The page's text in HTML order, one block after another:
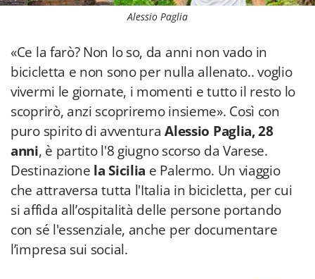
Alessio Paglia
«Ce la farò? Non lo so, da anni non vado in
bicicletta e non sono per nulla allenato.. voglio
vivermi le giornate, i momenti e tutto il resto lo
scoprirò, anzi scopriremo insieme». Così con
puro spirito di avventuraAlessio Paglia, 28
anni, è partito l'8 giugno scorso da Varese.
Destinazione la Sicilia e Palermo. Un viaggio
che attraversa tutta l'Italia in bicicletta, per cui
si affida all’ospitalità delle persone portando
con sé l'essenziale, anche per documentare
l’impresa sui social.